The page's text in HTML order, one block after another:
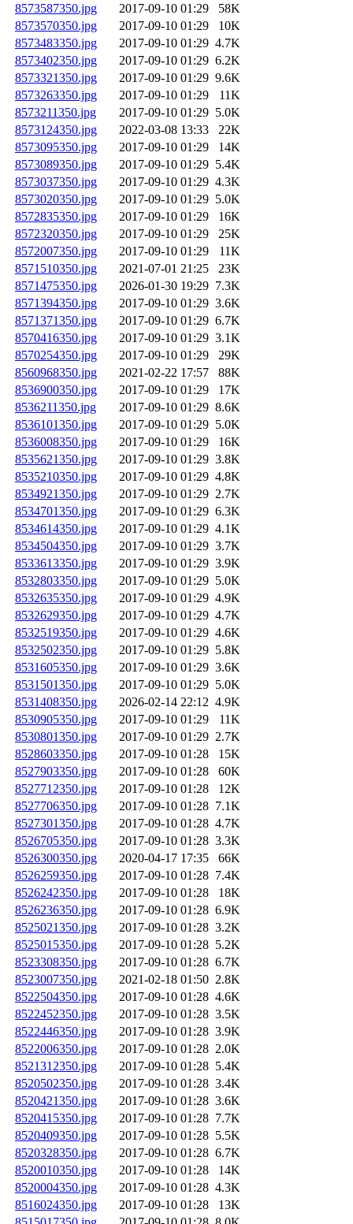
8573587350.jpg
2017-09-10 01:29
58K
8573570350.jpg
2017-09-10 01:29
10K
8573483350.jpg
2017-09-10 01:29 4.7K
8573402350.jpg
2017-09-10 01:29 6.2K
8573321350.jpg
2017-09-10 01:29 9.6K
8573263350.jpg
2017-09-10 01:29
11K
8573211350.jpg
2017-09-10 01:29 5.0K
8573124350.jpg
2022-03-08 13:33
22K
8573095350.jpg
2017-09-10 01:29
14K
8573089350.jpg
2017-09-10 01:29 5.4K
8573037350.jpg
2017-09-10 01:29 4.3K
8573020350.jpg
2017-09-10 01:29 5.0K
8572835350.jpg
2017-09-10 01:29
16K
8572320350.jpg
2017-09-10 01:29
25K
8572007350.jpg
2017-09-10 01:29
11K
8571510350.jpg
2021-07-01 21:25
23K
8571475350.jpg
2026-01-30 19:29 7.3K
8571394350.jpg
2017-09-10 01:29 3.6K
8571371350.jpg
2017-09-10 01:29 6.7K
8570416350.jpg
2017-09-10 01:29 3.1K
8570254350.jpg
2017-09-10 01:29
29K
8560968350.jpg
2021-02-22 17:57
88K
8536900350.jpg
2017-09-10 01:29
17K
8536211350.jpg
2017-09-10 01:29 8.6K
8536101350.jpg
2017-09-10 01:29 5.0K
8536008350.jpg
2017-09-10 01:29
16K
8535621350.jpg
2017-09-10 01:29 3.8K
8535210350.jpg
2017-09-10 01:29 4.8K
8534921350.jpg
2017-09-10 01:29 2.7K
8534701350.jpg
2017-09-10 01:29 6.3K
8534614350.jpg
2017-09-10 01:29 4.1K
8534504350.jpg
2017-09-10 01:29 3.7K
8533613350.jpg
2017-09-10 01:29 3.9K
8532803350.jpg
2017-09-10 01:29 5.0K
8532635350.jpg
2017-09-10 01:29 4.9K
8532629350.jpg
2017-09-10 01:29 4.7K
8532519350.jpg
2017-09-10 01:29 4.6K
8532502350.jpg
2017-09-10 01:29 5.8K
8531605350.jpg
2017-09-10 01:29 3.6K
8531501350.jpg
2017-09-10 01:29 5.0K
8531408350.jpg
2026-02-14 22:12 4.9K
8530905350.jpg
2017-09-10 01:29
11K
8530801350.jpg
2017-09-10 01:29 2.7K
8528603350.jpg
2017-09-10 01:28
15K
8527903350.jpg
2017-09-10 01:28
60K
8527712350.jpg
2017-09-10 01:28
12K
8527706350.jpg
2017-09-10 01:28 7.1K
8527301350.jpg
2017-09-10 01:28 4.7K
8526705350.jpg
2017-09-10 01:28 3.3K
8526300350.jpg
2020-04-17 17:35
66K
8526259350.jpg
2017-09-10 01:28 7.4K
8526242350.jpg
2017-09-10 01:28
18K
8526236350.jpg
2017-09-10 01:28 6.9K
8525021350.jpg
2017-09-10 01:28 3.2K
8525015350.jpg
2017-09-10 01:28 5.2K
8523308350.jpg
2017-09-10 01:28 6.7K
8523007350.jpg
2021-02-18 01:50 2.8K
8522504350.jpg
2017-09-10 01:28 4.6K
8522452350.jpg
2017-09-10 01:28 3.5K
8522446350.jpg
2017-09-10 01:28 3.9K
8522006350.jpg
2017-09-10 01:28 2.0K
8521312350.jpg
2017-09-10 01:28 5.4K
8520502350.jpg
2017-09-10 01:28 3.4K
8520421350.jpg
2017-09-10 01:28 3.6K
8520415350.jpg
2017-09-10 01:28 7.7K
8520409350.jpg
2017-09-10 01:28 5.5K
8520328350.jpg
2017-09-10 01:28 6.7K
8520010350.jpg
2017-09-10 01:28
14K
8520004350.jpg
2017-09-10 01:28 4.3K
8516024350.jpg
2017-09-10 01:28
13K